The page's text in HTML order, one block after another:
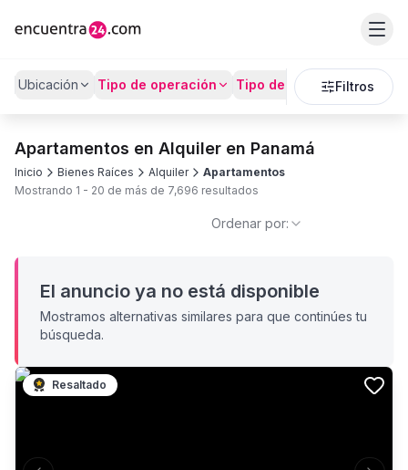
Ubicación Tipo de operación Tipo de PropiedadFiltros
Apartamentos en Alquiler en Panamá
Inicio Bienes Raíces Alquiler
Apartamentos
Mostrando 1 - 20 de más de 7,696 resultados
Ordenar por:
El anuncio ya no está disponible
Mostramos alternativas similares para que continúes tu
búsqueda.
Resaltado